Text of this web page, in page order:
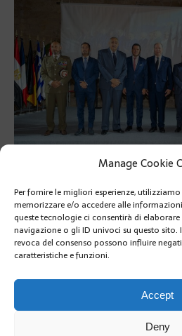
Manage Cookie
Per fornire le migliori esperienze,
memorizzare e/o accedere alle
queste tecnologie ci consentirà di
navigazione o gli ID univoci su questo
revoca del consenso possono influire
caratteristiche e funzioni.
Accept
Deny
PRÉCÉDENT
AL MUSEO
CORSO »